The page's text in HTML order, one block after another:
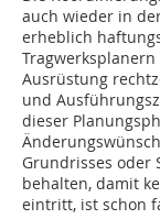
auch wieder in
erheblich
Ausrüstung
und
dieser
Grundrisses oder
behalten, damit
eintritt, ist schon